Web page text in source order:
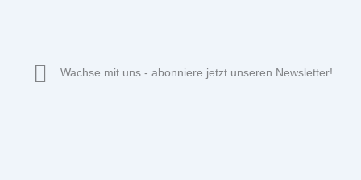
Wachse mit uns - abonniere jetzt unseren Newsletter!